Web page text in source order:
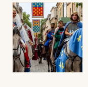
Artistes en
Actus à Nîmes
Magazine à Nîmes